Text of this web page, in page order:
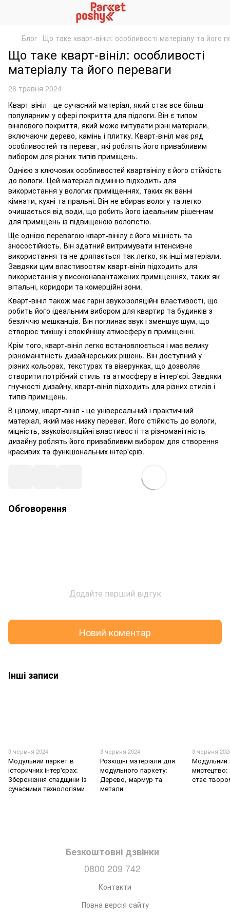
Блог Що таке кварт-вініл: особливості матеріалу та його
Що таке кварт-вініл: особливості
матеріалу та його переваги
26 травня 2024
Кварт-вініл - це сучасний матеріал, який стає все більш
популярним у сфері покриття для підлоги. Він є типом
вінілового покриття, який може імітувати різні матеріали,
включаючи дерево, камінь і плитку. Кварт-вініл має ряд
особливостей та переваг, які роблять його привабливим
вибором для різних типів приміщень.
Однією з ключових особливостей квартвінілу є його стійкість
до вологи. Цей матеріал відмінно підходить для
використання у вологих приміщеннях, таких як ванні
кімнати, кухні та пральні. Він не вбирає вологу та легко
очищається від води, що робить його ідеальним рішенням
для приміщень із підвищеною вологістю.
Ще однією перевагою кварт-вінілу є його міцність та
зносостійкість. Він здатний витримувати інтенсивне
використання та не дряпається так легко, як інші матеріали.
Завдяки цим властивостям кварт-вініл підходить для
використання у високонавантажених приміщеннях, таких як
вітальні, коридори та комерційні зони.
Кварт-вініл також має гарні звукоізоляційні властивості, що
робить його ідеальним вибором для квартир та будинків з
безліччю мешканців. Він поглинає звук і зменшує шум, що
створює тихішу і спокійнішу атмосферу в приміщенні.
Крім того, кварт-вініл легко встановлюється і має велику
різноманітність дизайнерських рішень. Він доступний у
різних кольорах, текстурах та візерунках, що дозволяє
створити потрібний стиль та атмосферу в інтер'єрі. Завдяки
гнучкості дизайну, кварт-вініл підходить для різних стилів і
типів приміщень.
В цілому, кварт-вініл - це універсальний і практичний
матеріал, який має низку переваг. Його стійкість до вологи,
міцність, звукоізоляційні властивості та різноманітність
дизайну роблять його привабливим вибором для створення
красивих та функціональних інтер'єрів.
Обговорення
Додайте перший відгук
Новий коментар
Інші записи
3 червня 2024
Модульний паркет в
історичних інтер'єрах:
Збереження спадщини із
сучасними технологіями
3 червня 2024
Розкішні матеріали для
модульного паркету:
Дерево, мармур та
метали
3 червня
Модульний
мистецтво:
стає
Безкоштовні дзвінки
0800 209 742
Контакти
Повна версія сайту